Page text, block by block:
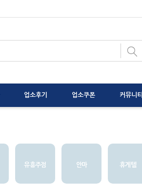
업소후기 업소쿠폰 커뮤니티
유흥주점 안마 휴게텔